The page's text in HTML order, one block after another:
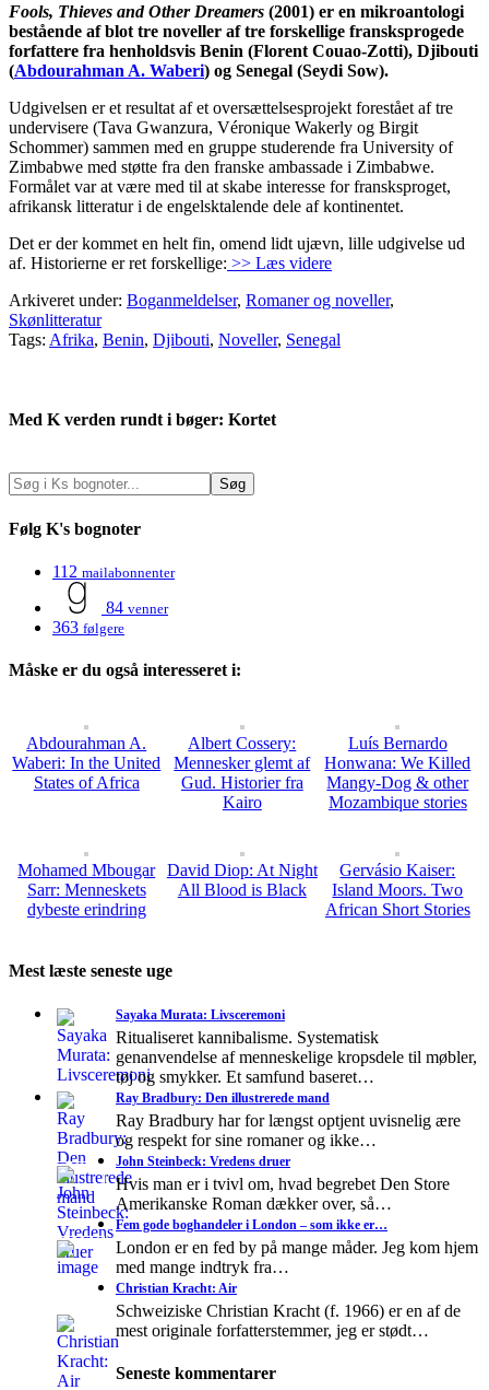
Fools, Thieves and Other Dreamers (2001) er en mikroantologi
bestående af blot tre noveller af tre forskellige fransksprogede
forfattere fra henholdsvis Benin (Florent Couao-Zotti), Djibouti
(Abdourahman A. Waberi) og Senegal (Seydi Sow).
Udgivelsen er et resultat af et oversættelsesprojekt forestået af tre
undervisere (Tava Gwanzura, Véronique Wakerly og Birgit
Schommer) sammen med en gruppe studerende fra University of
Zimbabwe med støtte fra den franske ambassade i Zimbabwe.
Formålet var at være med til at skabe interesse for fransksproget,
afrikansk litteratur i de engelsktalende dele af kontinentet.
Det er der kommet en helt fin, omend lidt ujævn, lille udgivelse ud
af. Historierne er ret forskellige: >> Læs videre
Arkiveret under: Boganmeldelser, Romaner og noveller,
Skønlitteratur
Tags: Afrika, Benin, Djibouti, Noveller, Senegal
Med K verden rundt i bøger: Kortet
Følg K's bognoter
112 mailabonnenter
84 venner
363 følgere
Måske er du også interesseret i:
Abdourahman A.
Waberi: In the United
States of Africa
Albert Cossery:
Mennesker glemt af
Gud. Historier fra
Kairo
Luís Bernardo
Honwana: We Killed
Mangy-Dog & other
Mozambique stories
Mohamed Mbougar
Sarr: Menneskets
dybeste erindring
David Diop: At Night
All Blood is Black
Gervásio Kaiser:
Island Moors. Two
African Short Stories
Mest læste seneste uge
Sayaka Murata: Livsceremoni
Ritualiseret kannibalisme. Systematisk
genanvendelse af menneskelige kropsdele til møbler,
tøj og smykker. Et samfund baseret…
Ray Bradbury: Den illustrerede mand
Ray Bradbury har for længst optjent uvisnelig ære
og respekt for sine romaner og ikke…
John Steinbeck: Vredens druer
Hvis man er i tvivl om, hvad begrebet Den Store
Amerikanske Roman dækker over, så…
Fem gode boghandeler i London – som ikke er…
London er en fed by på mange måder. Jeg kom hjem
med mange indtryk fra…
Christian Kracht: Air
Schweiziske Christian Kracht (f. 1966) er en af de
mest originale forfatterstemmer, jeg er stødt…
Seneste kommentarer